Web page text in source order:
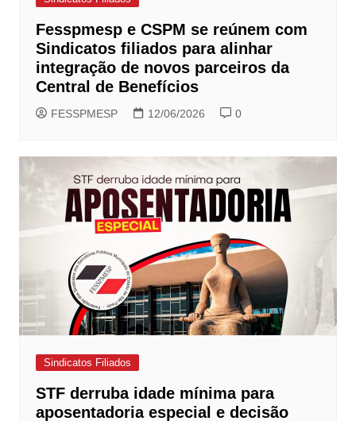
Fesspmesp e CSPM se reúnem com
Sindicatos filiados para alinhar
integração de novos parceiros da
Central de Benefícios
FESSPMESP 12/06/2026 0
Sindicatos Filiados
STF derruba idade mínima para
aposentadoria especial e decisão